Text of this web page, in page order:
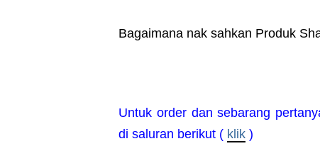
Bagaimana nak sahkan Produk
Untuk order dan sebarang
di saluran berikut ( klik )